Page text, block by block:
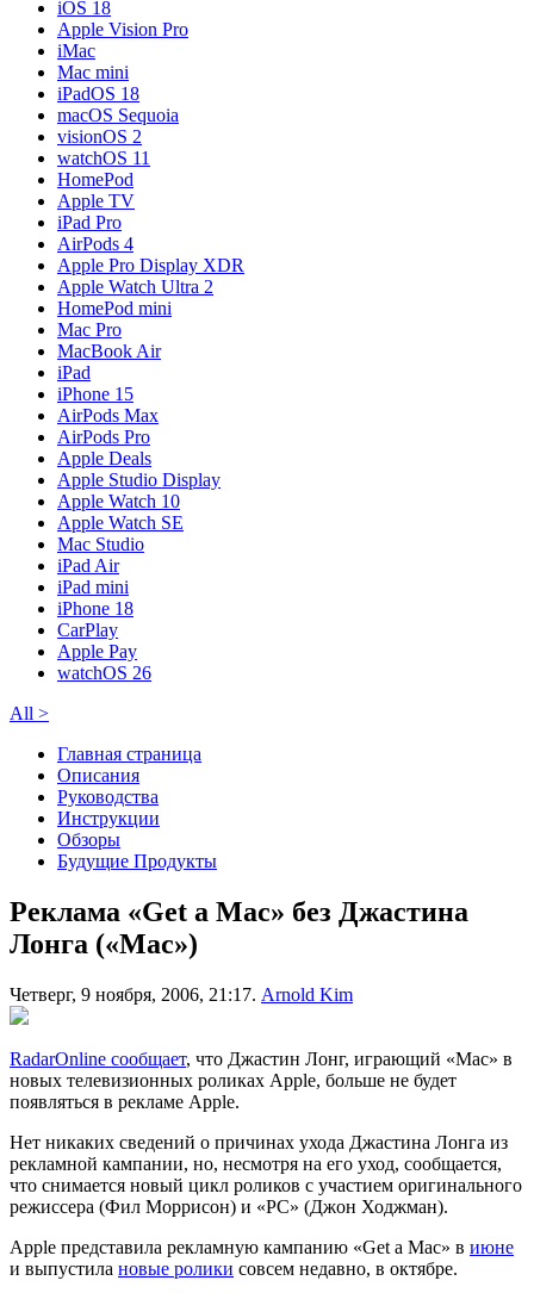
iOS 18
Apple Vision Pro
iMac
Mac mini
iPadOS 18
macOS Sequoia
visionOS 2
watchOS 11
HomePod
Apple TV
iPad Pro
AirPods 4
Apple Pro Display XDR
Apple Watch Ultra 2
HomePod mini
Mac Pro
MacBook Air
iPad
iPhone 15
AirPods Max
AirPods Pro
Apple Deals
Apple Studio Display
Apple Watch 10
Apple Watch SE
Mac Studio
iPad Air
iPad mini
iPhone 18
CarPlay
Apple Pay
watchOS 26
All >
Главная страница
Описания
Руководства
Инструкции
Обзоры
Будущие Продукты
Реклама «Get a Mac» без Джастина
Лонга («Mac»)
Четверг, 9 ноября, 2006, 21:17. Arnold Kim
RadarOnline сообщает, что Джастин Лонг, играющий «Mac» в
новых телевизионных роликах Apple, больше не будет
появляться в рекламе Apple.
Нет никаких сведений о причинах ухода Джастина Лонга из
рекламной кампании, но, несмотря на его уход, сообщается,
что снимается новый цикл роликов с участием оригинального
режиссера (Фил Моррисон) и «PC» (Джон Ходжман).
Apple представила рекламную кампанию «Get a Mac» в июне
и выпустила новые ролики совсем недавно, в октябре.